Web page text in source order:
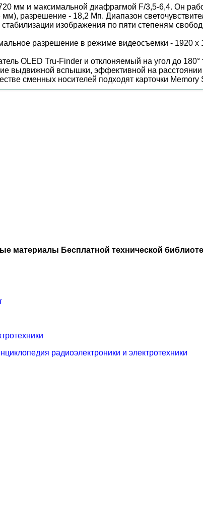
мм и максимальной диафрагмой F/3,5-6,4. Он
разрешение - 18,2 Мп. Диапазон
изображения по пяти степеням
разрешение в режиме видеосъемки - 1920 х
OLED Tru-Finder и отклоняемый на угол до
выдвижной вспышки, эффективной на
сменных носителей подходят карточки
материалы Бесплатной технической
радиоэлектроники и электротехники